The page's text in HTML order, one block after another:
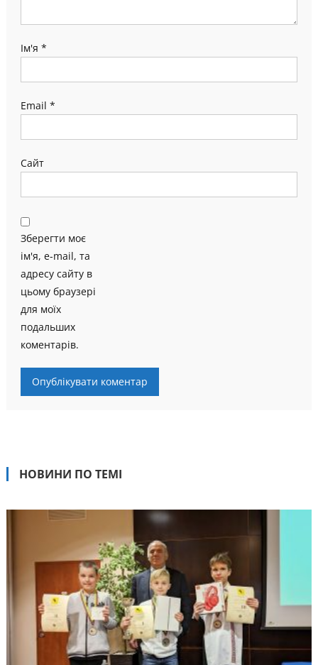
Ім'я *
Email *
Сайт
Зберегти моє
ім'я, e-mail, та
адресу сайту в
цьому браузері
для моїх
подальших
коментарів.
НОВИНИ ПО ТЕМІ